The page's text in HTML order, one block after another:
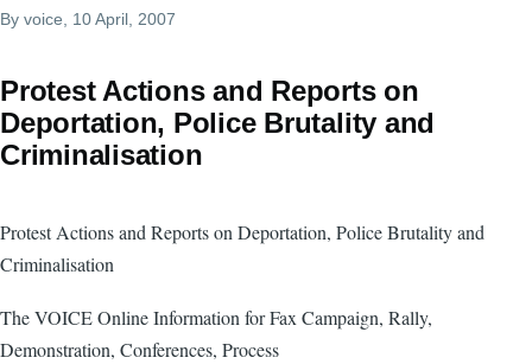
By voice, 10 April, 2007
Protest Actions and Reports on
Deportation, Police Brutality and
Criminalisation
Protest Actions and Reports on Deportation, Police Brutality and
Criminalisation
The VOICE Online Information for Fax Campaign, Rally,
Demonstration, Conferences, Process